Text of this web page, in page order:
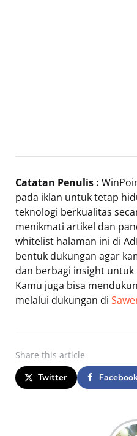
Catatan Penulis :
pada iklan untuk tetap
teknologi berkualitas
menikmati artikel dan
whitelist halaman ini di
bentuk dukungan agar
dan berbagi insight untuk
Kamu juga bisa
melalui dukungan di
Share this article
Twitter